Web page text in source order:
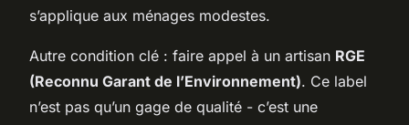
s’applique aux ménages modestes.
Autre condition clé : faire appel à un artisan RGE
(Reconnu Garant de l’Environnement). Ce label
n’est pas qu’un gage de qualité - c’est une